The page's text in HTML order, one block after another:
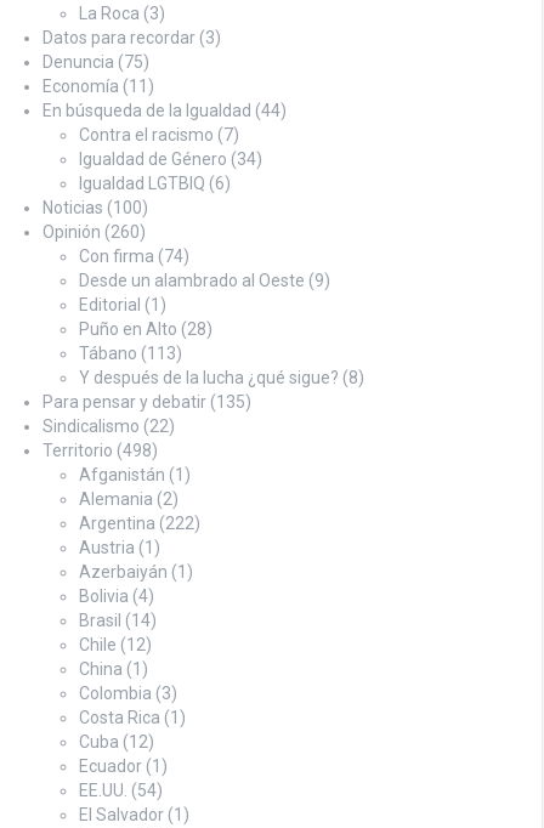
La Roca (3)
Datos para recordar (3)
Denuncia (75)
Economía (11)
En búsqueda de la Igualdad (44)
Contra el racismo (7)
Igualdad de Género (34)
Igualdad LGTBIQ (6)
Noticias (100)
Opinión (260)
Con firma (74)
Desde un alambrado al Oeste (9)
Editorial (1)
Puño en Alto (28)
Tábano (113)
Y después de la lucha ¿qué sigue? (8)
Para pensar y debatir (135)
Sindicalismo (22)
Territorio (498)
Afganistán (1)
Alemania (2)
Argentina (222)
Austria (1)
Azerbaiyán (1)
Bolivia (4)
Brasil (14)
Chile (12)
China (1)
Colombia (3)
Costa Rica (1)
Cuba (12)
Ecuador (1)
EE.UU. (54)
El Salvador (1)